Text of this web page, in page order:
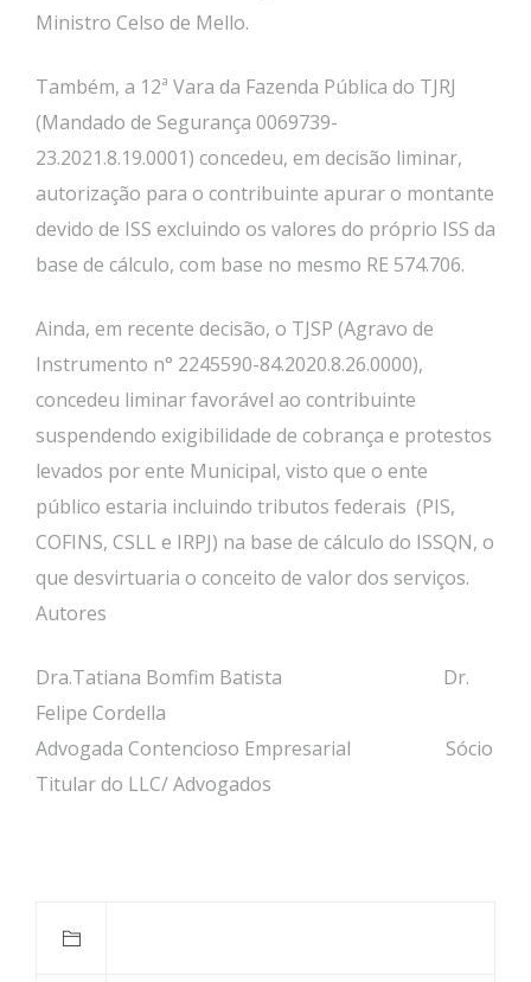
Ministro Celso de Mello.
Também, a 12ª Vara da Fazenda Pública do TJRJ
(Mandado de Segurança 0069739-
23.2021.8.19.0001) concedeu, em decisão liminar,
autorização para o contribuinte apurar o montante
devido de ISS excluindo os valores do próprio ISS da
base de cálculo, com base no mesmo RE 574.706.
Ainda, em recente decisão, o TJSP (Agravo de
Instrumento n° 2245590-84.2020.8.26.0000),
concedeu liminar favorável ao contribuinte
suspendendo exigibilidade de cobrança e protestos
levados por ente Municipal, visto que o ente
público estaria incluindo tributos federais (PIS,
COFINS, CSLL e IRPJ) na base de cálculo do ISSQN, o
que desvirtuaria o conceito de valor dos serviços.
Autores
Dra.Tatiana Bomfim Batista Dr.
Felipe Cordella
Advogada Contencioso Empresarial Sócio
Titular do LLC/ Advogados